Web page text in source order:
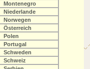
Montenegro
Niederlande
Norwegen
Österreich
Polen
Portugal
Schweden
Schweiz